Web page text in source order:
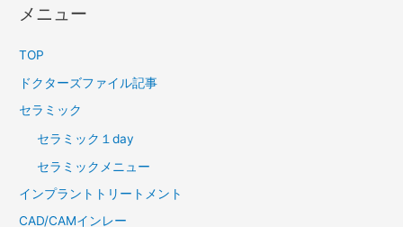
メニュー
TOP
ドクターズファイル記事
セラミック
セラミック１day
セラミックメニュー
インプラントトリートメント
CAD/CAMインレー